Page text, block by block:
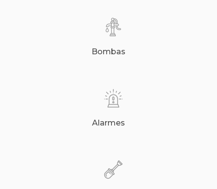
Bombas
Alarmes